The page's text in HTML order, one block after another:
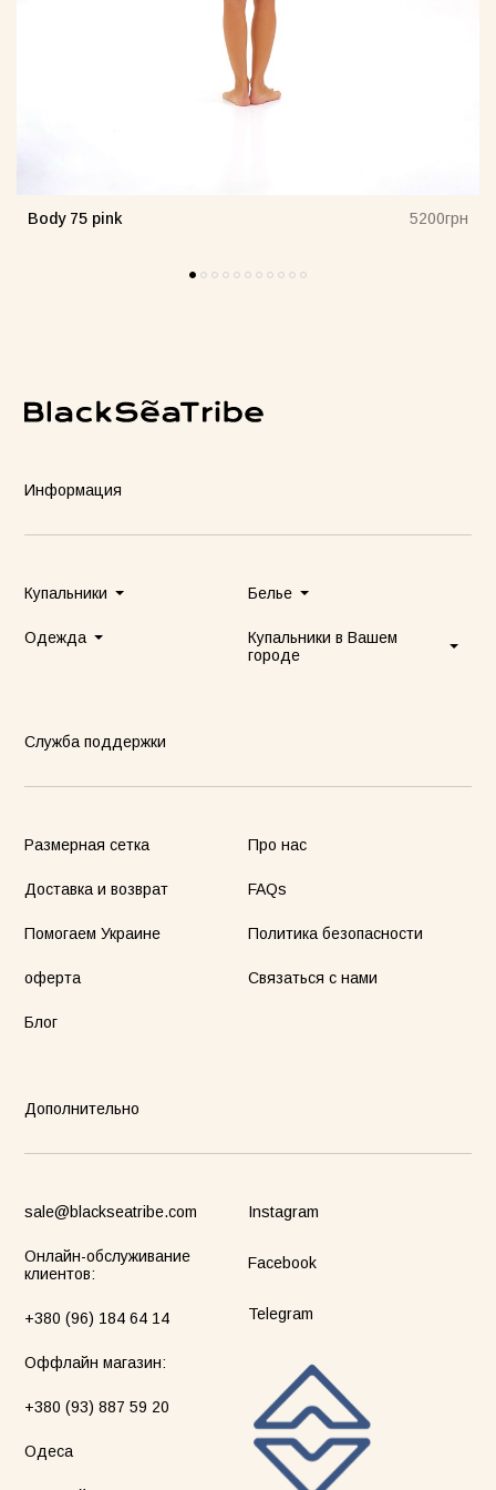
Body 75 pink 5200грн
Информация
Купальники Белье
Одежда
Купальники в Вашем
городе
Служба поддержки
Размерная сетка Про нас
Доставка и возврат FAQs
Помогаем Украине Политика безопасности
оферта Связаться с нами
Блог
Дополнительно
sale@blackseatribe.com
Онлайн-обслуживание
клиентов:
+380 (96) 184 64 14
Оффлайн магазин:
+380 (93) 887 59 20
Одеса
Instagram
Facebook
Telegram